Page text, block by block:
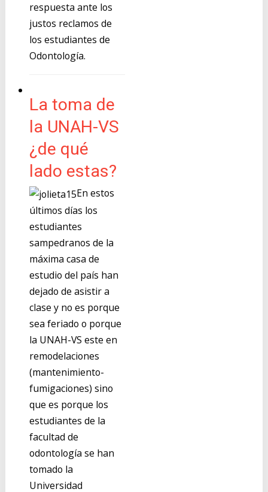
respuesta ante los
justos reclamos de
los estudiantes de
Odontología.
La toma de
la UNAH-VS
¿de qué
lado estas?
En estos
últimos días los
estudiantes
sampedranos de la
máxima casa de
estudio del país han
dejado de asistir a
clase y no es porque
sea feriado o porque
la UNAH-VS este en
remodelaciones
(mantenimiento-
fumigaciones) sino
que es porque los
estudiantes de la
facultad de
odontología se han
tomado la
Universidad